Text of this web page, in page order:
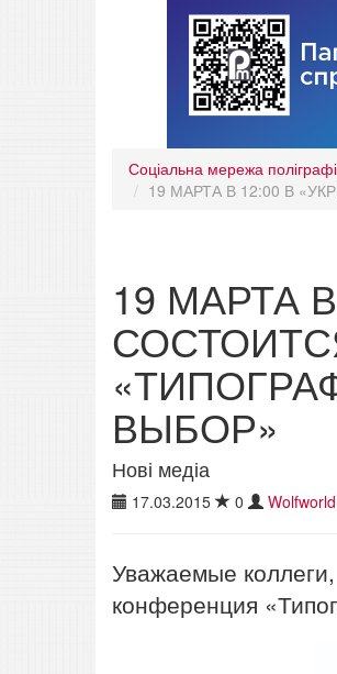
Соціальна мережа
19 МАРТА В 12:00 В
19 МАРТА
ВЫБОР»
Нові медіа
17.03.2015 0 Wolfworld
Уважаемые
конференция